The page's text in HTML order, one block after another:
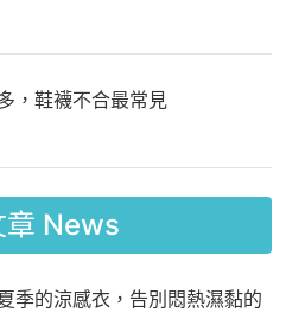
，鞋襪不合最常見
章 News
季的涼感衣，告別悶熱濕黏的